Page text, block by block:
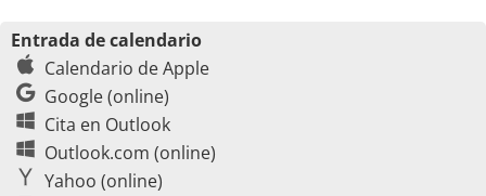
Entrada de calendario
Calendario de Apple
Google (online)
Cita en Outlook
Outlook.com (online)
Yahoo (online)